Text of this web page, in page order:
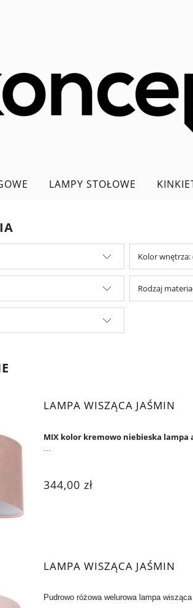
LAMPY STOŁOWE
Kolor wnętrza:
Rodzaj
LAMPA WISZĄCA JAŚMIN
MIX kolor kremowo niebieska lampa
344,00 zł
LAMPA WISZĄCA JAŚMIN
Pudrowo różowa welurowa lampa wisząca